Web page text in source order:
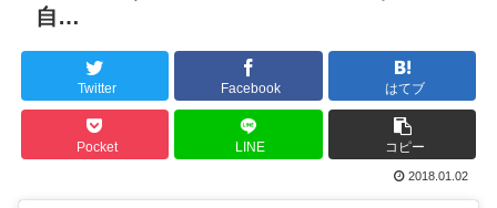
自…
Twitter Facebook はてブ
Pocket LINE コピー
2018.01.02